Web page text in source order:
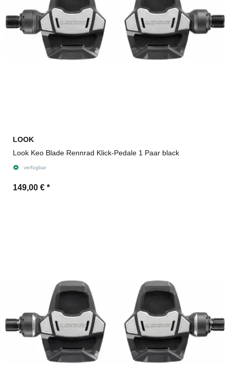
LOOK
Look Keo Blade Rennrad Klick-Pedale 1 Paar black
verfügbar
149,00 € *